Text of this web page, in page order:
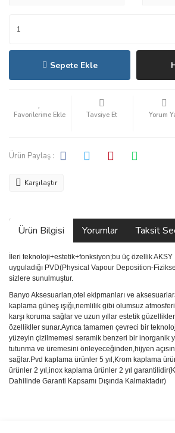
Sepete Ekle
Tavsiye Et Yorum
Ürün Paylaş :
Karşılaştır
Ürün Bilgisi Yorumlar Taksit
İleri teknoloji+estetik+fonksiyon;bu üç özellik
uyguladığı PVD(Physical Vapour Deposition-
sizlere sunulmuştur.
Banyo Aksesuarları,otel ekipmanları ve
kaplama güneş ışığı,nemlilik gibi olumsuz
karşı koruma sağlar ve uzun yıllar estetik
özellikller sunar.Ayrıca tamamen çevreci bir
yüzeyin çizilmemesi seramik benzeri bir inorganik
tutunma ve üremesini önleyeceğinden,hijyen
sağlar.Pvd kaplama ürünler 5 yıl,Krom kaplama
ürünler 2 yıl,inox kaplama ürünler 2 yıl
Dahilinde Garanti Kapsamı Dışında Kalmaktadır)